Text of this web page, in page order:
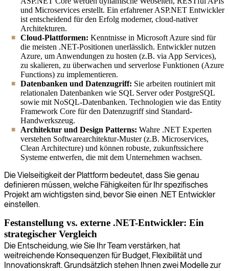
und Microservices erstellt. Ein erfahrener ASP.NET Entwickler
ist entscheidend für den Erfolg moderner, cloud-nativer
Architekturen.
Cloud-Plattformen: Kenntnisse in Microsoft Azure sind für
die meisten .NET-Positionen unerlässlich. Entwickler nutzen
Azure, um Anwendungen zu hosten (z.B. via App Services),
zu skalieren, zu überwachen und serverlose Funktionen (Azure
Functions) zu implementieren.
Datenbanken und Datenzugriff: Sie arbeiten routiniert mit
relationalen Datenbanken wie SQL Server oder PostgreSQL
sowie mit NoSQL-Datenbanken. Technologien wie das Entity
Framework Core für den Datenzugriff sind Standard-
Handwerkszeug.
Architektur und Design Patterns: Wahre .NET Experten
verstehen Softwarearchitektur-Muster (z.B. Microservices,
Clean Architecture) und können robuste, zukunftssichere
Systeme entwerfen, die mit dem Unternehmen wachsen.
Die Vielseitigkeit der Plattform bedeutet, dass Sie genau
definieren müssen, welche Fähigkeiten für Ihr spezifisches
Projekt am wichtigsten sind, bevor Sie einen .NET Entwickler
einstellen.
Festanstellung vs. externe .NET-Entwickler: Ein
strategischer Vergleich
Die Entscheidung, wie Sie Ihr Team verstärken, hat
weitreichende Konsequenzen für Budget, Flexibilität und
Innovationskraft. Grundsätzlich stehen Ihnen zwei Modelle zur